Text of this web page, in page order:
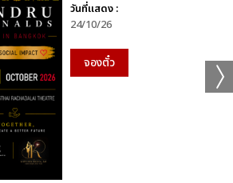
วันที่แสดง :
24/10/26
จองตั๋ว